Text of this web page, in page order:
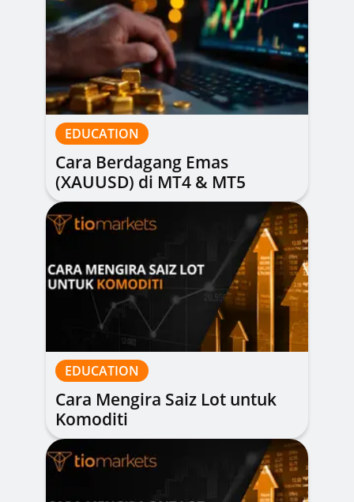
EDUCATION
Cara Berdagang Emas
(XAUUSD) di MT4 & MT5
EDUCATION
Cara Mengira Saiz Lot untuk
Komoditi